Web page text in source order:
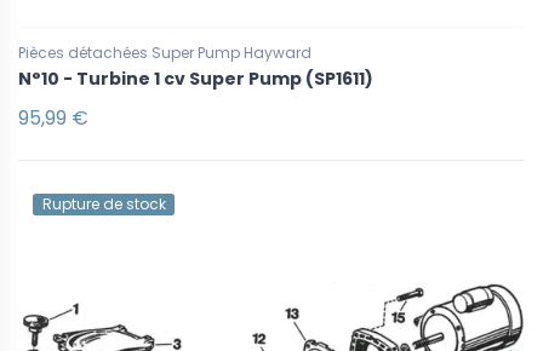
Pièces détachées Super Pump Hayward
N°10 - Turbine 1 cv Super Pump (SP1611)
95,99 €
Rupture de stock